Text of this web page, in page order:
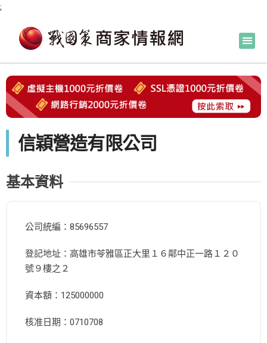
;
信穎營造有限公司
基本資料
公司統編：85696557
登記地址：高雄市苓雅區正大里１６鄰中正一路１２０
號９樓之２
資本額：125000000
核准日期：0710708